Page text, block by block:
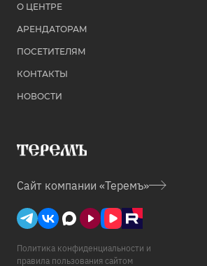
О ЦЕНТРЕ
АРЕНДАТОРАМ
ПОСЕТИТЕЛЯМ
КОНТАКТЫ
НОВОСТИ
Сайт компании «Теремъ»
Политика конфиденциальности и
правила пользования сайтом